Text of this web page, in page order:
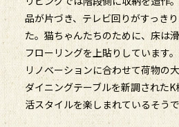
品が片づき、テレビ回りがすっき
た。猫ちゃんたちのために、床は
フローリングを上貼りしています。
リノベーションに合わせて荷物の
ダイニングテーブルを新調された
活スタイルを楽しまれているそうで